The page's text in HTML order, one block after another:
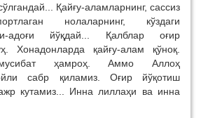
Қайғу-аламларнинг, сассиз
нолаларнинг, кўздаги
адоғи йўқдай... Қалблар оғир
Хонадонларда қайғу-алам қўноқ.
мусибат ҳамроҳ. Аммо Аллоҳ
сабр қиламиз. Оғир йўқотиш
кутамиз... Инна лиллаҳи ва инна